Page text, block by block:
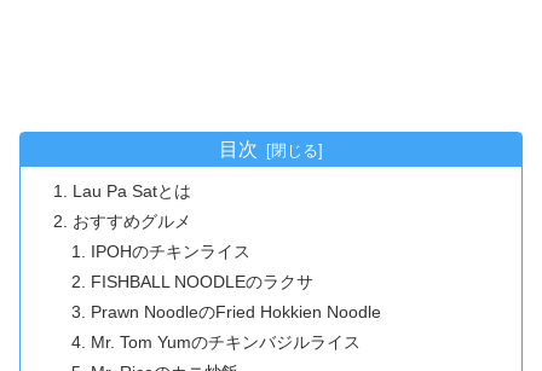
目次
Lau Pa Satとは
おすすめグルメ
IPOHのチキンライス
FISHBALL NOODLEのラクサ
Prawn NoodleのFried Hokkien Noodle
Mr. Tom Yumのチキンバジルライス